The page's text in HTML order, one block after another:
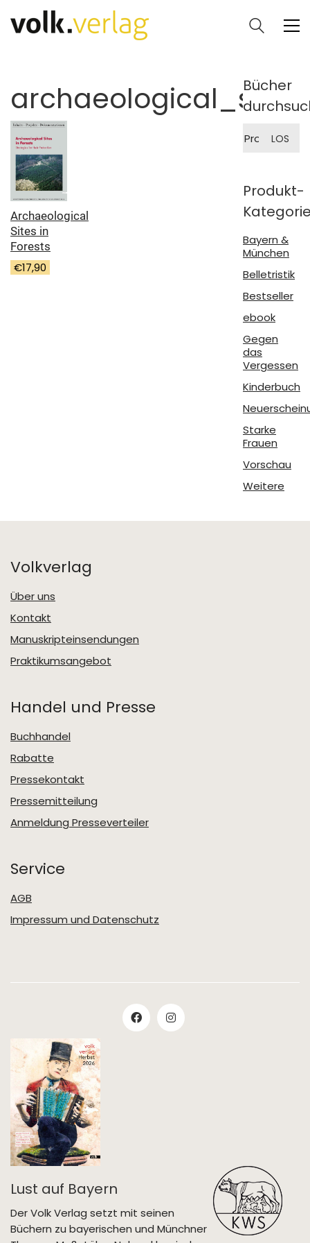
archaeological_sites
Archaeological
Sites in
Forests
€17,90
Bücher
nach:
LOS
Produkt-
Bayern &
München
Belletristik
Bestseller
ebook
Gegen
das
Vergessen
Kinderbuch
Starke
Frauen
Vorschau
Weitere
Volkverlag
Über uns
Kontakt
Manuskripteinsendungen
Praktikumsangebot
Handel und Presse
Buchhandel
Rabatte
Pressekontakt
Pressemitteilung
Anmeldung Presseverteiler
Service
AGB
Impressum und Datenschutz
Lust auf Bayern
Der Volk Verlag setzt mit seinen
Büchern zu bayerischen und Münchner